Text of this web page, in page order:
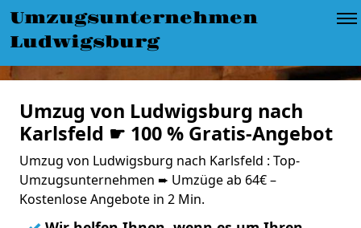
Umzugsunternehmen
Ludwigsburg
Umzug von Ludwigsburg nach
Karlsfeld ☛ 100 % Gratis-Angebot
Umzug von Ludwigsburg nach Karlsfeld : Top-
Umzugsunternehmen ➨ Umzüge ab 64€ –
Kostenlose Angebote in 2 Min.